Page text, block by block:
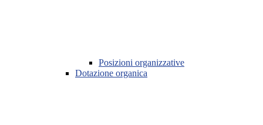
Posizioni organizzative
Dotazione organica